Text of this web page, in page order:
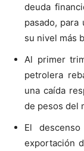
deuda
pasado,
su nivel más
Al primer
petrolera
una caída
de pesos del
El
exportación